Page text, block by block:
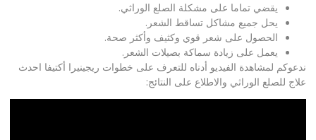
يقضي تماما على مشكلة الصلع الوراثي.
يحل جميع مشاكل تساقط الشعر.
الحصول على شعر قوي وكثيف وأكثر صحة.
يعمل على زيادة سماكة بصيلات الشعر.
ندعوكم لمشاهدة الفيديو أدناه للتعرف على خطوات ريجينيرا أكتيفا احدث
علاج للصلع الوراثي والاطلاع على النتائج: